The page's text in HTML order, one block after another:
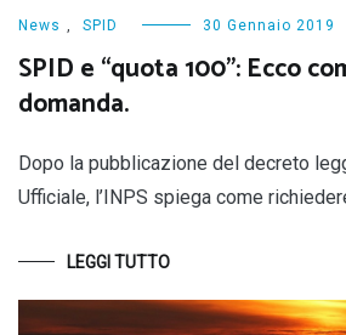
News SPID 30 Gennaio 2019
SPID e “quota 100”: Ecco
domanda.
Dopo la pubblicazione del decreto
Ufficiale, l’INPS spiega come
LEGGI TUTTO